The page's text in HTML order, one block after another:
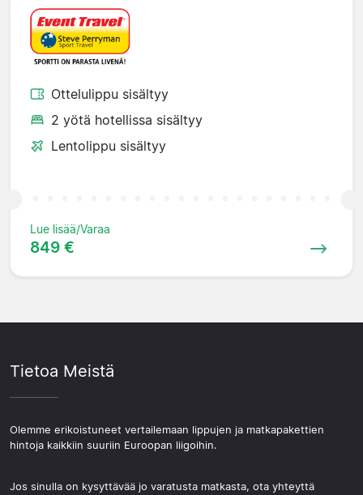
Ottelulippu sisältyy
2 yötä hotellissa sisältyy
Lentolippu sisältyy
Lue lisää/Varaa
849 €
Tietoa Meistä
Olemme erikoistuneet vertailemaan lippujen ja matkapakettien
hintoja kaikkiin suuriin Euroopan liigoihin.
Jos sinulla on kysyttävää jo varatusta matkasta, ota yhteyttä